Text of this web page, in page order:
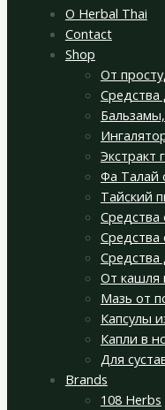
О Herbal Thai
Contact
Shop
От
Средства
Экстракт
Фа Талай
Тайский
Средства
Средства
Средства
От кашля
Мазь от
Капсулы
Капли в
Для
Brands
108 Herbs